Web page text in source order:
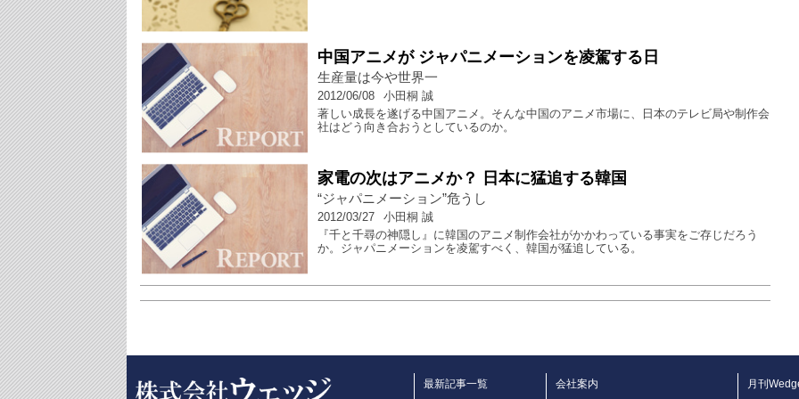
中国アニメが ジャパニメーションを凌駕する日
生産量は今や世界一
2012/06/08
小田桐 誠
著しい成長を遂げる中国アニメ。そんな中国のアニメ市場に、日本のテレビ局や制作会
社はどう向き合おうとしているのか。
家電の次はアニメか？ 日本に猛追する韓国
“ジャパニメーション”危うし
2012/03/27
小田桐 誠
『千と千尋の神隠し』に韓国のアニメ制作会社がかかわっている事実をご存じだろう
か。ジャパニメーションを凌駕すべく、韓国が猛追している。
最新記事一覧 会社案内 月刊